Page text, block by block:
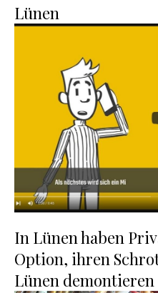
Lünen
In Lünen haben
Option, ihren
Lünen demontieren